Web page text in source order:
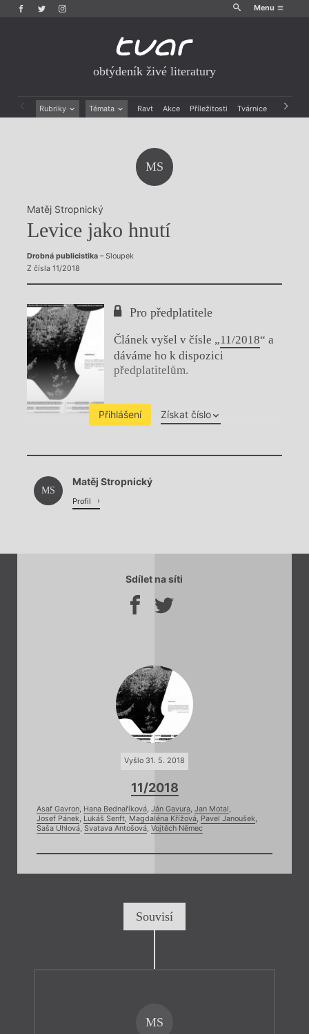
Menu
obtýdeník živé literatury
Rubriky Témata Ravt Akce Příležitosti Tvárnice Archiv
Výroční ceny
MS
Matěj Stropnický
Levice jako hnutí
Drobná publicistika– Sloupek
Z čísla 11/2018
Pro předplatitele
Článek vyšel v čísle „11/2018“ a
dáváme ho k dispozici
předplatitelům.
Přihlášení Získat číslo
Chviličku.
Načítá se.
MS
Matěj Stropnický
Profil
Sdílet na síti
Vyšlo 31. 5. 2018
11/2018
Asaf Gavron, Hana Bednaříková, Ján Gavura, Jan Motal,
Josef Pánek, Lukáš Senft, Magdaléna Křížová, Pavel Janoušek,
Saša Uhlová, Svatava Antošová, Vojtěch Němec
Souvisí
MS